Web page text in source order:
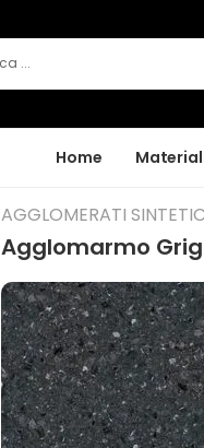
Home
AGGLOMERATI
Agglomarmo